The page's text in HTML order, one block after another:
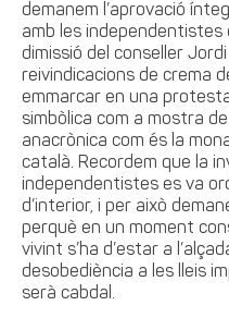
demanem l’aprovació
amb les independentistes
dimissió del conseller
reivindicacions de crema
emmarcar en una
simbòlica com a mostra
anacrònica com és la
català. Recordem que la
independentistes es va
d’interior, i per això
perquè en un moment
vivint s’ha d’estar a
desobediència a les lleis
serà cabdal.